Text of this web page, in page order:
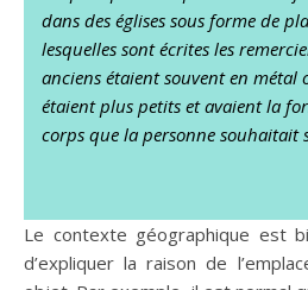
dans des églises sous forme de
lesquelles sont écrites les
anciens étaient souvent en métal
étaient plus petits et avaient la
corps que la personne souhaitait
Le contexte géographique est
d’expliquer la raison de